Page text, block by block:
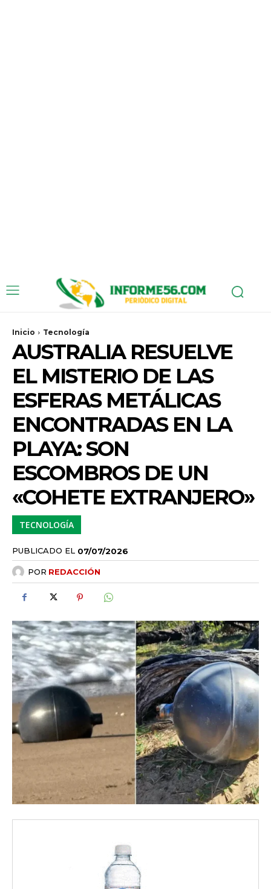
Inicio Tecnología
AUSTRALIA RESUELVE
EL MISTERIO DE LAS
ESFERAS METÁLICAS
ENCONTRADAS EN LA
PLAYA: SON
ESCOMBROS DE UN
«COHETE EXTRANJERO»
TECNOLOGÍA
PUBLICADO EL 07/07/2026
POR REDACCIÓN